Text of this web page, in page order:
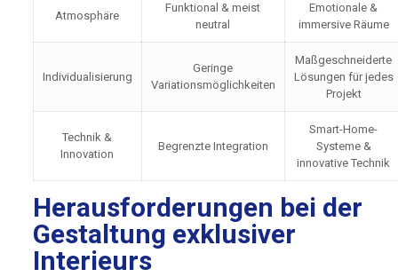
Atmosphäre
Funktional & meist
neutral
Emotionale &
immersive Räume
Individualisierung
Geringe
Variationsmöglichkeiten
Maßgeschneiderte
Lösungen für jedes
Projekt
Technik &
Innovation
Begrenzte Integration
Smart-Home-
Systeme &
innovative Technik
Herausforderungen bei der
Gestaltung exklusiver
Interieurs